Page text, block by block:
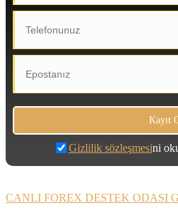
Gizlilik sözleşmesini
CANLI FOREX DESTEK ODASI